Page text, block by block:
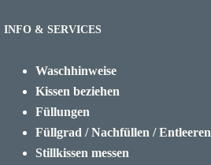
INFO & SERVICES
Waschhinweise
Kissen beziehen
Füllungen
Füllgrad / Nachfüllen / Entleeren
Stillkissen messen